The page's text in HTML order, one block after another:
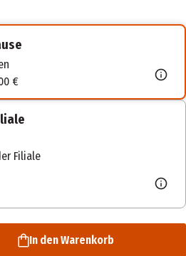
€
Filiale
In den Warenkorb